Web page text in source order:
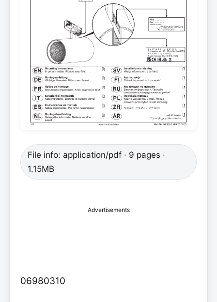
File info: application/pdf · 9 pages ·
1.15MB
Advertisements
06980310